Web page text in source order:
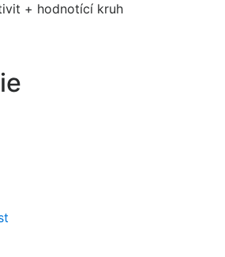
+ hodnotící kruh